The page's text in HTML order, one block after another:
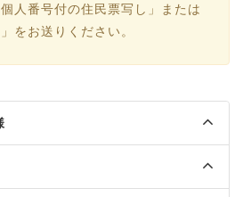
人番号付の住民票写し」または
をお送りください。